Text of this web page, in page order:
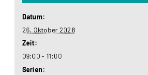
Datum:
26. Oktober 2028
Zeit:
09:00 - 11:00
Serien: